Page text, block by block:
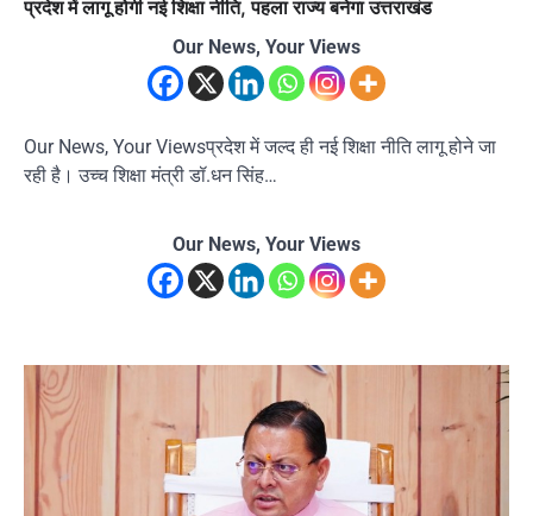
प्रदेश में लागू होगी नई शिक्षा नीति, पहला राज्य बनेगा उत्तराखंड
Our News, Your Views
Our News, Your Viewsप्रदेश में जल्द ही नई शिक्षा नीति लागू होने जा
रही है। उच्च शिक्षा मंत्री डॉ.धन सिंह…
Our News, Your Views